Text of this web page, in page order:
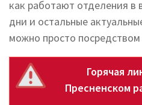
как работают отделения
дни и остальные
можно просто
Горячая
Пресненском